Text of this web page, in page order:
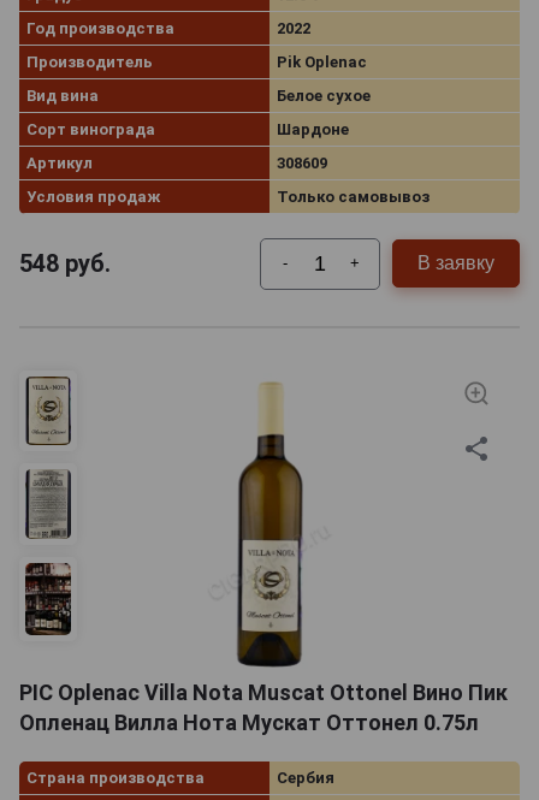
Год производства
2022
Производитель
Pik Oplenac
Вид вина
Белое сухое
Сорт винограда
Шардоне
Артикул
308609
Условия продаж
Только самовывоз
548 руб. - + В заявку
PIC Oplenac Villa Nota Muscat Ottonel Вино Пик
Опленац Вилла Нота Мускат Оттонел 0.75л
Страна производства
Сербия